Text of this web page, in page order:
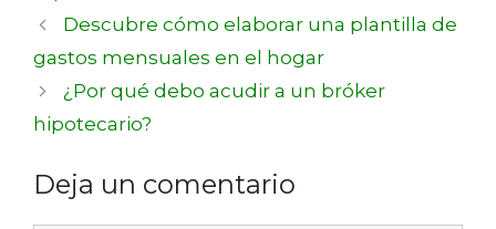
Descubre cómo elaborar una plantilla de
gastos mensuales en el hogar
¿Por qué debo acudir a un bróker
hipotecario?
Deja un comentario